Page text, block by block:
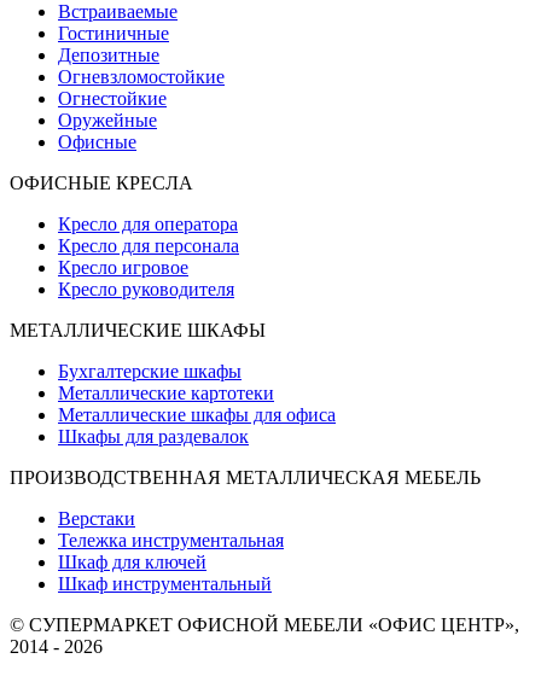
Встраиваемые
Гостиничные
Депозитные
Огневзломостойкие
Огнестойкие
Оружейные
Офисные
ОФИСНЫЕ КРЕСЛА
Кресло для оператора
Кресло для персонала
Кресло игровое
Кресло руководителя
МЕТАЛЛИЧЕСКИЕ ШКАФЫ
Бухгалтерские шкафы
Металлические картотеки
Металлические шкафы для офиса
Шкафы для раздевалок
ПРОИЗВОДСТВЕННАЯ МЕТАЛЛИЧЕСКАЯ МЕБЕЛЬ
Верстаки
Тележка инструментальная
Шкаф для ключей
Шкаф инструментальный
© СУПЕРМАРКЕТ ОФИСНОЙ МЕБЕЛИ «ОФИС ЦЕНТР»,
2014 - 2026